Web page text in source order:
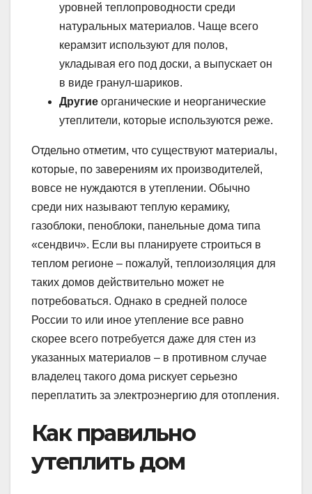
уровней теплопроводности среди
натуральных материалов. Чаще всего
керамзит используют для полов,
укладывая его под доски, а выпускает он
в виде гранул-шариков.
Другие органические и неорганические
утеплители, которые используются реже.
Отдельно отметим, что существуют материалы,
которые, по заверениям их производителей,
вовсе не нуждаются в утеплении. Обычно
среди них называют теплую керамику,
газоблоки, пеноблоки, панельные дома типа
«сендвич». Если вы планируете строиться в
теплом регионе – пожалуй, теплоизоляция для
таких домов действительно может не
потребоваться. Однако в средней полосе
России то или иное утепление все равно
скорее всего потребуется даже для стен из
указанных материалов – в противном случае
владелец такого дома рискует серьезно
переплатить за электроэнергию для отопления.
Как правильно
утеплить дом